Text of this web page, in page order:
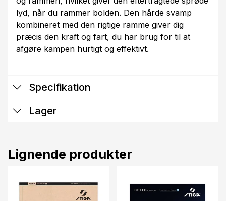
lyd, når du rammer bolden. Den hårde svamp
kombineret med den rigtige ramme giver dig
præcis den kraft og fart, du har brug for til at
afgøre kampen hurtigt og effektivt.
Specifikation
Lager
Lignende produkter